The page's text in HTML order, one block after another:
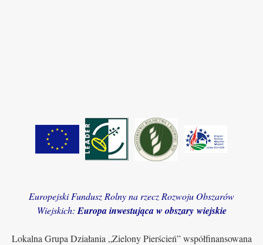
Europejski Fundusz Rolny na rzecz Rozwoju Obszarów
Wiejskich: Europa inwestująca w obszary wiejskie
Lokalna Grupa Działania „Zielony Pierścień” współfinansowana